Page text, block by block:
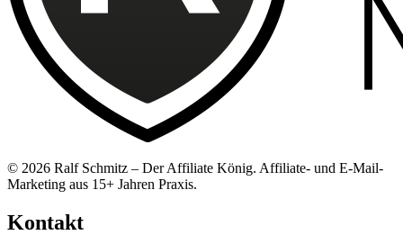
© 2026 Ralf Schmitz – Der Affiliate König. Affiliate- und E-Mail-
Marketing aus 15+ Jahren Praxis.
Kontakt